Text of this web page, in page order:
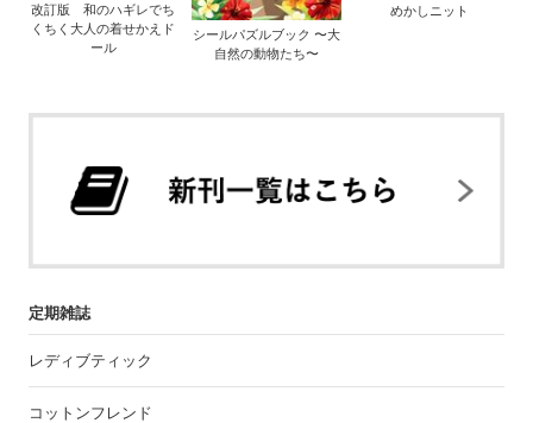
改訂版 和のハギレでち
くちく大人の着せかえド
ール
シールパズルブック 〜大
自然の動物たち〜
めかしニット
定期雑誌
レディブティック
コットンフレンド